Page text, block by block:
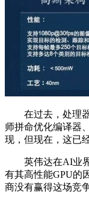
在过去，处理器
师拼命优化编译器
现，但现在，这已
英伟达在AI业界
有其高性能GPU的
商没有赢得这场竞